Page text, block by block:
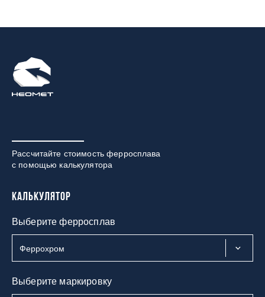
Рассчитайте стоимость ферросплава
с помощью калькулятора
Калькулятор
Выберите ферросплав
Выберите маркировку